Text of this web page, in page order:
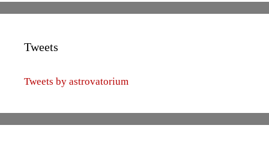
Tweets
Tweets by astrovatorium